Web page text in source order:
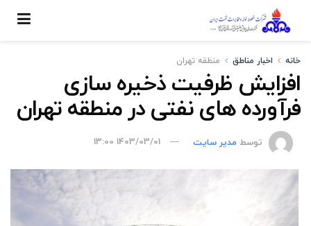
خانه اخبار مناطق منطقه تهران
افزایش ظرفیت ذخیره سازی
فرآورده های نفتی در منطقه تهران
توسط مدیر سایت 1403/03/01 13:00